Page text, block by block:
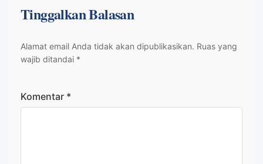
Tinggalkan Balasan
Alamat email Anda tidak akan dipublikasikan. Ruas yang
wajib ditandai *
Komentar *